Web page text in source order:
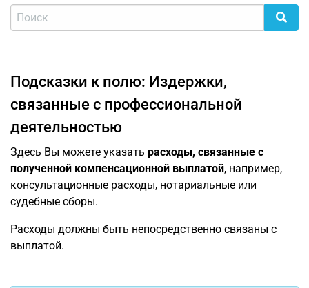
Подсказки к полю: Издержки,
связанные с профессиональной
деятельностью
Здесь Вы можете указать расходы, связанные с
полученной компенсационной выплатой, например,
консультационные расходы, нотариальные или
судебные сборы.
Расходы должны быть непосредственно связаны с
выплатой.